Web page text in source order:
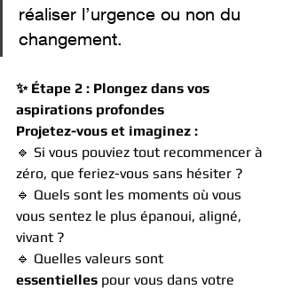
réaliser l’urgence ou non du
changement.
✨ Étape 2 : Plongez dans vos
aspirations profondes
Projetez-vous et imaginez :
🔹 Si vous pouviez tout recommencer à
zéro, que feriez-vous sans hésiter ?
🔹 Quels sont les moments où vous
vous sentez le plus épanoui, aligné,
vivant ?
🔹 Quelles valeurs sont
essentielles pour vous dans votre